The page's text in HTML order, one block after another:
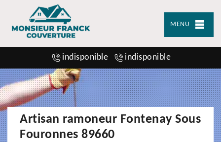
MENU
indisponible indisponible
Artisan ramoneur Fontenay Sous
Fouronnes 89660